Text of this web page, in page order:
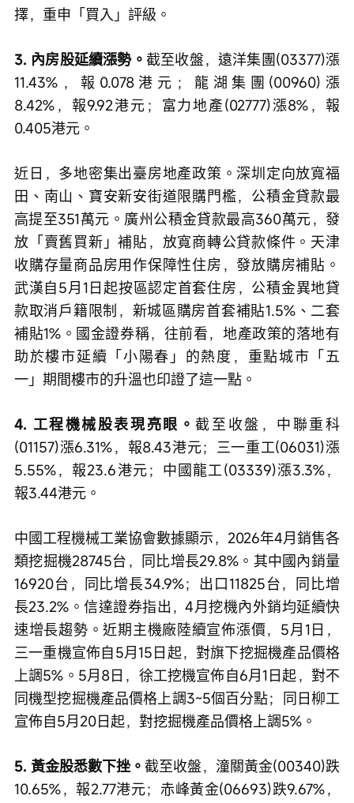
擇，重申「買入」評級。
3. 內房股延續漲勢。 截至收盤，遠洋集團(03377)漲
11.43%，報0.078港元；龍湖集團(00960)漲
8.42%，報9.92港元；富力地產(02777)漲8%，報
0.405港元。
近日，多地密集出臺房地產政策。深圳定向放寬福
田、南山、寶安新安街道限購門檻，公積金貸款最
高提至351萬元。廣州公積金貸款最高360萬元，發
放「賣舊買新」補貼，放寬商轉公貸款條件。天津
收購存量商品房用作保障性住房，發放購房補貼。
武漢自5月1日起按區認定首套住房，公積金異地貸
款取消戶籍限制，新城區購房首套補貼1.5%、二套
補貼1%。國金證券稱，往前看，地產政策的落地有
助於樓市延續「小陽春」的熱度，重點城市「五
一」期間樓市的升溫也印證了這一點。
4. 工程機械股表現亮眼。 截至收盤，中聯重科
(01157)漲6.31%，報8.43港元；三一重工(06031)漲
5.55%，報23.6港元；中國龍工(03339)漲3.3%，
報3.44港元。
中國工程機械工業協會數據顯示，2026年4月銷售各
類挖掘機28745台，同比增長29.8%。其中國內銷量
16920台，同比增長34.9%；出口11825台，同比增
長23.2%。信達證券指出，4月挖機內外銷均延續快
速增長趨勢。近期主機廠陸續宣佈漲價，5月1日，
三一重機宣佈自5月15日起，對旗下挖掘機產品價格
上調5%。5月8日，徐工挖機宣佈自6月1日起，對不
同機型挖掘機產品價格上調3~5個百分點；同日柳工
宣佈自5月20日起，對挖掘機產品價格上調5%。
5. 黃金股悉數下挫。 截至收盤，潼關黃金(00340)跌
10.65%，報2.77港元；赤峰黃金(06693)跌9.67%，